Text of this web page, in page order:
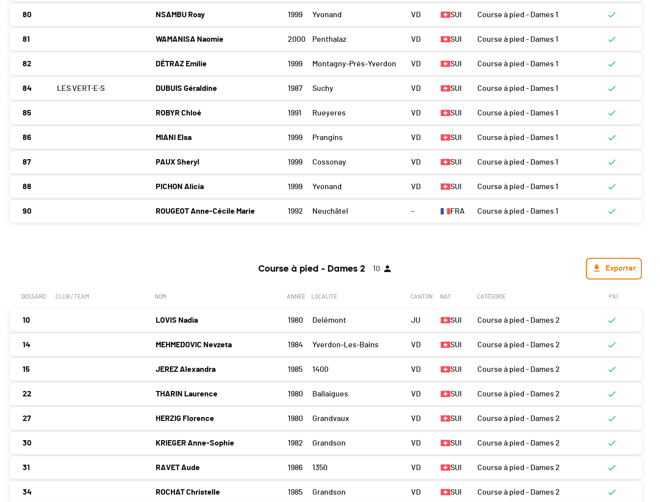
80 NSAMBU Rosy 1999 Yvonand VD SUI Course à pied - Dames 1
81 WAMANISA Naomie 2000 Penthalaz VD SUI Course à pied - Dames 1
82 DÉTRAZ Emilie 1999 Montagny-Près-Yverdon VD SUI Course à pied - Dames 1
84 LES VERT·E·S DUBUIS Géraldine 1987 Suchy VD SUI Course à pied - Dames 1
85 ROBYR Chloé 1991 Rueyeres VD SUI Course à pied - Dames 1
86 MIANI Elsa 1999 Prangins VD SUI Course à pied - Dames 1
87 PAUX Sheryl 1999 Cossonay VD SUI Course à pied - Dames 1
88 PICHON Alicia 1999 Yvonand VD SUI Course à pied - Dames 1
90 ROUGEOT Anne-Cécile Marie 1992 Neuchâtel - FRA Course à pied - Dames 1
Course à pied - Dames 2 10 Exporter
DOSSARD CLUB / TEAM NOM ANNÉE LOCALITÉ CANTON NAT. CATÉGORIE PAI.
10 LOVIS Nadia 1980 Delémont JU SUI Course à pied - Dames 2
14 MEHMEDOVIC Nevzeta 1984 Yverdon-Les-Bains VD SUI Course à pied - Dames 2
15 JEREZ Alexandra 1985 1400 VD SUI Course à pied - Dames 2
22 THARIN Laurence 1980 Ballaigues VD SUI Course à pied - Dames 2
27 HERZIG Florence 1980 Grandvaux VD SUI Course à pied - Dames 2
30 KRIEGER Anne-Sophie 1982 Grandson VD SUI Course à pied - Dames 2
31 RAVET Aude 1986 1350 VD SUI Course à pied - Dames 2
34 ROCHAT Christelle 1985 Grandson VD SUI Course à pied - Dames 2